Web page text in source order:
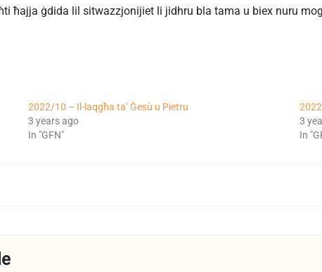
ħajja ġdida lil sitwazzjonijiet li jidhru bla tama u biex nuru
2022/10 – Il-laqgħa ta’ Ġesù u Pietru
3 years ago
In "GFN"
3
In